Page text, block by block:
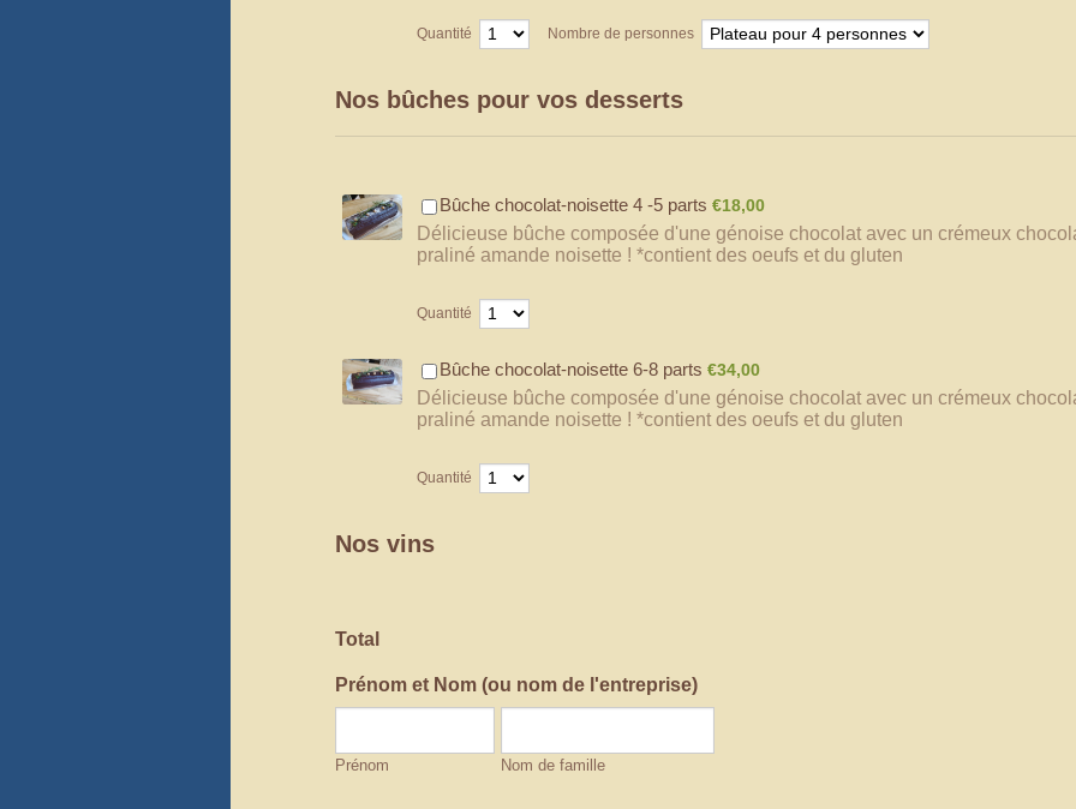
Quantité Nombre de personnes
Nos bûches pour vos desserts
Bûche chocolat-noisette 4 -5 parts €18,00
€18,00
Délicieuse bûche composée d'une génoise chocolat avec un crémeux
praliné amande noisette ! *contient des oeufs et du gluten
Quantité
Bûche chocolat-noisette 6-8 parts €34,00
€34,00
Délicieuse bûche composée d'une génoise chocolat avec un crémeux
praliné amande noisette ! *contient des oeufs et du gluten
Quantité
Nos vins
Total
Prénom et Nom (ou nom de l'entreprise)
Prénom Nom de famille